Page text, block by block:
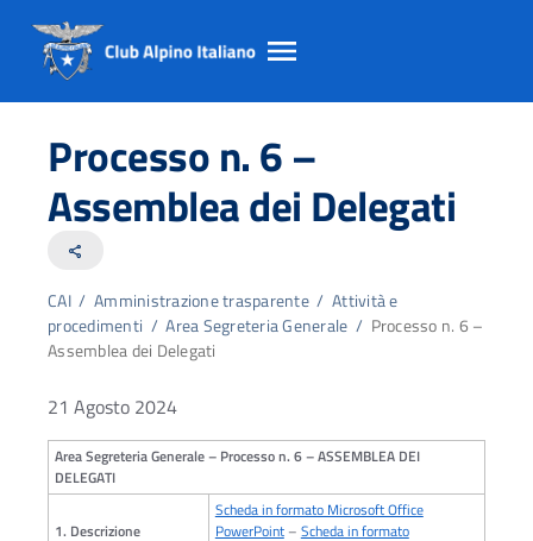
Salta
contento
Salta
Salta
Processo n. 6 –
Assemblea dei Delegati
share
CAI/ Amministrazione trasparente/ Attività e
procedimenti /Area Segreteria Generale / Processo n. 6 –
Assemblea dei Delegati
21 Agosto 2024
Area Segreteria Generale – Processo n. 6 – ASSEMBLEA DEI
DELEGATI
1. Descrizione
Scheda in formato Microsoft Office
PowerPoint– Scheda in formato